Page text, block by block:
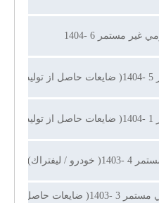
مستمر 6 -1404
/ ليفتراك)
متمم دوم مزايده عمومي مستمر 3 -1403( ضايعات حاصل از